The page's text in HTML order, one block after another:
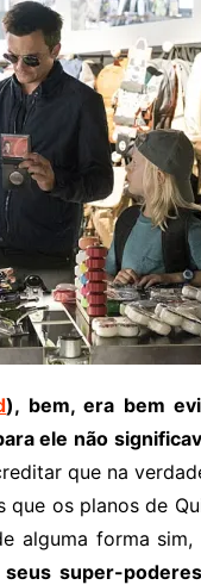
), bem, era bem
ele não
que na
os planos de
alguma forma sim,
super-